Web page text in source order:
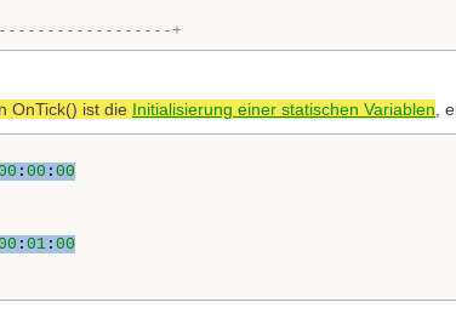
+
OnTick() ist die Initialisierung einer statischen Variablen,
: 00 : 00
: 01 : 00